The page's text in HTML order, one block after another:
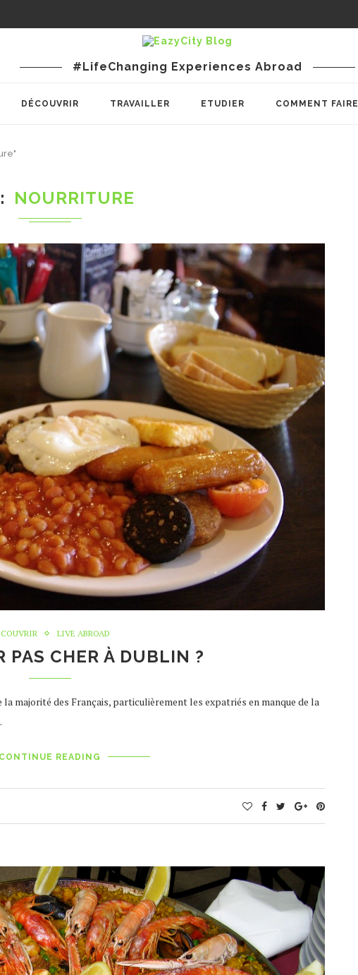
#LifeChanging Experiences Abroad
DÉCOUVRIR TRAVAILLER ETUDIER COMMENT FAIRE
NOURRITURE
LIVE ABROAD
PAS CHER À DUBLIN ?
la majorité des Français, particulièrement les expatriés en manque de la
CONTINUE READING